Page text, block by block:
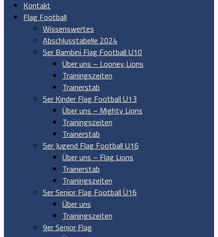
Kontakt
Flag Football
Wissenswertes
Abschlusstabelle 2024
5er Bambini Flag Football U10
Über uns – Looney Lions
Trainingszeiten
Trainerstab
5er Kinder Flag Football U13
Über uns – Mighty Lions
Trainingszeiten
Trainerstab
5er Jugend Flag Football U16
Über uns – Flag Lions
Trainerstab
Trainingszeiten
5er Senior Flag Football Ü16
Über uns
Trainingszeiten
9er Senior Flag